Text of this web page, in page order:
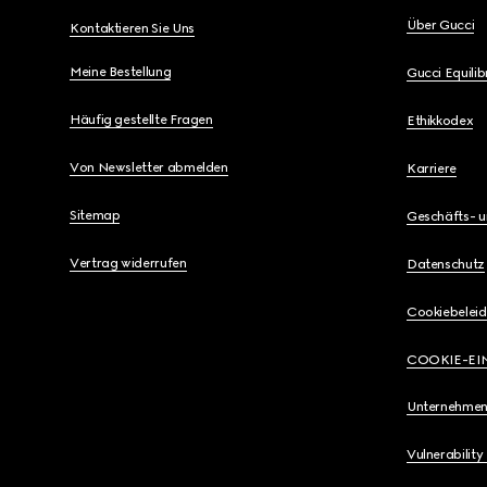
Kontaktieren Sie Uns
Meine Bestellung
Häufig gestellte Fragen
Von Newsletter abmelden
Sitemap
Vertrag widerrufen
Über Gucci
Gucci
Ethikkodex
Karriere
Geschäfts-
Datenschutz
Cookiebeleid
COOKIE-
Vulnerability